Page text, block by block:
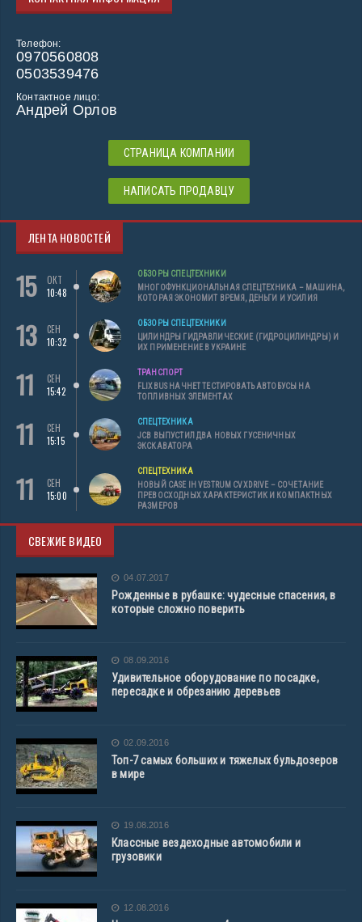
Телефон:
0970560808
0503539476
Контактное лицо:
Андрей Орлов
СТРАНИЦА КОМПАНИИ
НАПИСАТЬ ПРОДАВЦУ
ЛЕНТА НОВОСТЕЙ
15
ОКТ
10:48
ОБЗОРЫ СПЕЦТЕХНИКИ
МНОГОФУНКЦИОНАЛЬНАЯ СПЕЦТЕХНИКА – МАШИНА,
КОТОРАЯ ЭКОНОМИТ ВРЕМЯ, ДЕНЬГИ И УСИЛИЯ
13
СЕН
10:32
ОБЗОРЫ СПЕЦТЕХНИКИ
ЦИЛИНДРЫ ГИДРАВЛИЧЕСКИЕ (ГИДРОЦИЛИНДРЫ) И
ИХ ПРИМЕНЕНИЕ В УКРАИНЕ
11
СЕН
15:42
ТРАНСПОРТ
FLIXBUS НАЧНЕТ ТЕСТИРОВАТЬ АВТОБУСЫ НА
ТОПЛИВНЫХ ЭЛЕМЕНТАХ
11
СЕН
15:15
СПЕЦТЕХНИКА
JCB ВЫПУСТИЛ ДВА НОВЫХ ГУСЕНИЧНЫХ
ЭКСКАВАТОРА
11
СЕН
15:00
СПЕЦТЕХНИКА
НОВЫЙ CASE IH VESTRUM CVXDRIVE – СОЧЕТАНИЕ
ПРЕВОСХОДНЫХ ХАРАКТЕРИСТИК И КОМПАКТНЫХ
РАЗМЕРОВ
СВЕЖИЕ ВИДЕО
04.07.2017
Рожденные в рубашке: чудесные спасения, в
которые сложно поверить
08.09.2016
Удивительное оборудование по посадке,
пересадке и обрезанию деревьев
02.09.2016
Топ-7 самых больших и тяжелых бульдозеров
в мире
19.08.2016
Классные вездеходные автомобили и
грузовики
12.08.2016